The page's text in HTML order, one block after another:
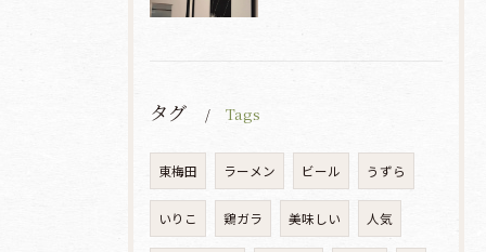
タグ Tags
東梅田 ラーメン ビール うずら
いりこ 鶏ガラ 美味しい 人気